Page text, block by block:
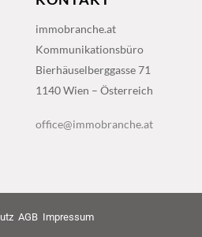
immobranche.at
Kommunikationsbüro
Bierhäuselberggasse 71
1140 Wien – Österreich
office@immobranche.at
AGB Impressum